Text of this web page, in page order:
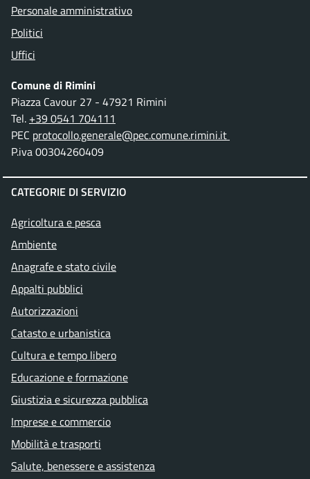
Personale amministrativo
Politici
Uffici
Comune di Rimini
Piazza Cavour 27 - 47921 Rimini
Tel. +39 0541 704111
PEC protocollo.generale@pec.comune.rimini.it
P.iva 00304260409
CATEGORIE DI SERVIZIO
Agricoltura e pesca
Ambiente
Anagrafe e stato civile
Appalti pubblici
Autorizzazioni
Catasto e urbanistica
Cultura e tempo libero
Educazione e formazione
Giustizia e sicurezza pubblica
Imprese e commercio
Mobilità e trasporti
Salute, benessere e assistenza